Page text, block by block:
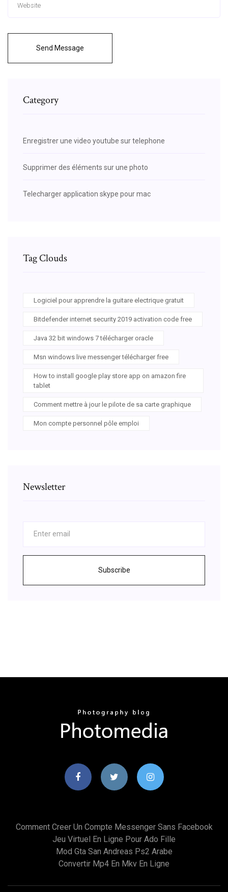
Send Message
Category
Enregistrer une video youtube sur telephone
Supprimer des éléments sur une photo
Telecharger application skype pour mac
Tag Clouds
Logiciel pour apprendre la guitare electrique gratuit
Bitdefender internet security 2019 activation code free
Java 32 bit windows 7 télécharger oracle
Msn windows live messenger télécharger free
How to install google play store app on amazon fire
tablet
Comment mettre à jour le pilote de sa carte graphique
Mon compte personnel pôle emploi
Newsletter
Subscribe
Comment Creer Un Compte Messenger Sans Facebook
Jeu Virtuel En Ligne Pour Ado Fille
Mod Gta San Andreas Ps2 Arabe
Convertir Mp4 En Mkv En Ligne